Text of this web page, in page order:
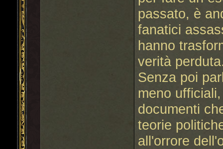
passato, è
fanatici
hanno
verità
Senza poi
meno
documenti
teorie
all'orrore